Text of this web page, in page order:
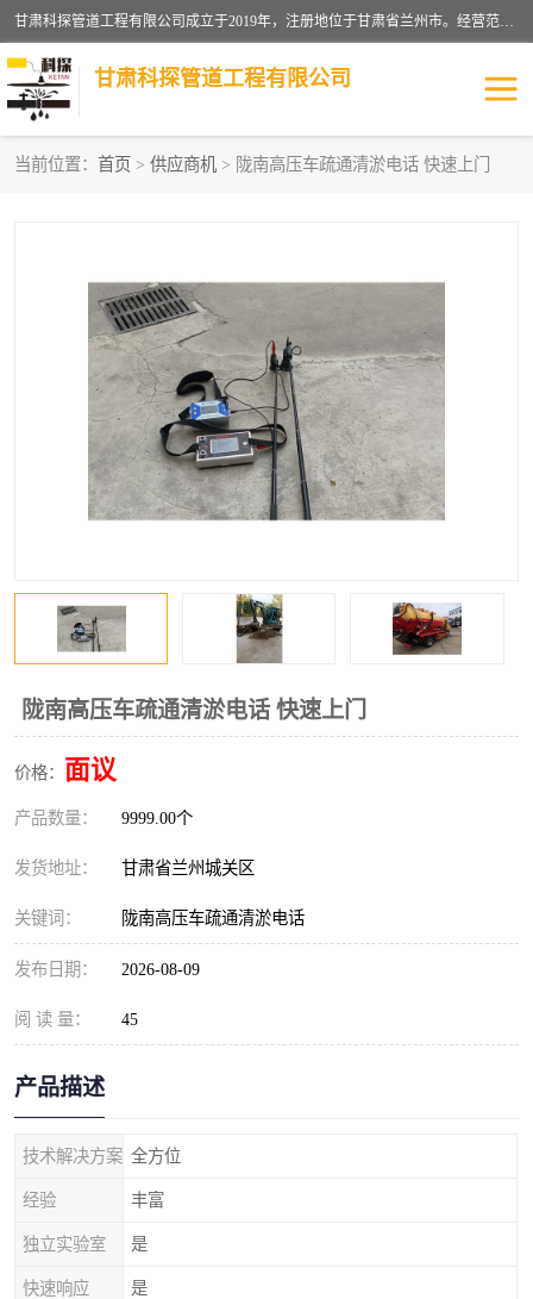
甘肃科探管道工程有限公司成立于2019年，注册地位于甘肃省兰州市。经营范围包括管道安装、清洗、疏通、维修、检测，防水工程，工程钻孔，化粪池清理，暖气安装，给排水管道安装维修，室内外管道如消防、供水、供热管道漏水检测定位，室内外防水堵漏等。
甘肃科探管道工程有限公司
当前位置： 首页 > 供应商机 > 陇南高压车疏通清淤电话 快速上门
陇南高压车疏通清淤电话 快速上门
价格： 面议
产品数量： 9999.00个
发货地址： 甘肃省兰州城关区
关键词： 陇南高压车疏通清淤电话
发布日期： 2026-08-09
阅 读 量： 45
产品描述
技术解决方案 全方位
经验 丰富
独立实验室 是
快速响应 是
供热管道漏水
自来水管漏水 管道疏通
高压车疏通清淤